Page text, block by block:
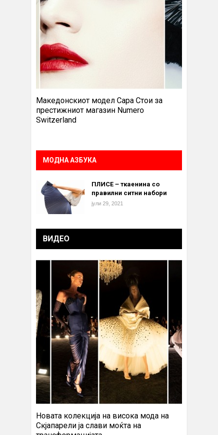
Македонскиот модел Сара Стои за
престижниот магазин Numero
Switzerland
МОДНА АЗБУКА
ПЛИСЕ – ткаенина со
правилни ситни набори
јули 29, 2021
ВИДЕО
Новата колекција на висока мода на
Скјапарели ја слави моќта на